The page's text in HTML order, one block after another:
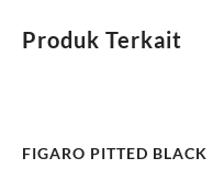
Produk Terkait
FIGARO PITTED BLACK